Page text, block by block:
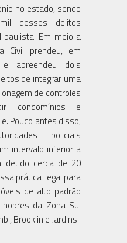
no estado, sendo
desses delitos
paulista. Em meio a
Civil prendeu, em
apreendeu dois
de integrar uma
de controles
condomínios e
Pouco antes disso,
policiais
intervalo inferior a
detido cerca de 20
prática ilegal para
de alto padrão
da Zona Sul
Brooklin e Jardins.